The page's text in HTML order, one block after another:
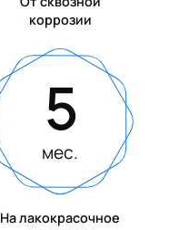
коррозии
5
мес.
На лакокрасочное